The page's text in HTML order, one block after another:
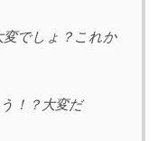
変でしょ？これか
！？大変だ